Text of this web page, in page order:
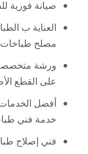
صيانة فورية
العناية ب
مصلح طباخات
ورشة متخصصة
على القطع
أفضل
خدمة فني
فني إصلاح